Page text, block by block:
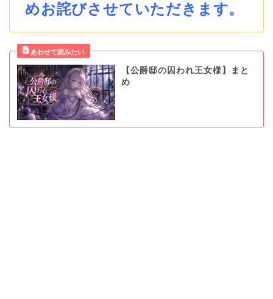
めお詫びさせていただきます。
【公爵邸の囚われ王女様】まと
め